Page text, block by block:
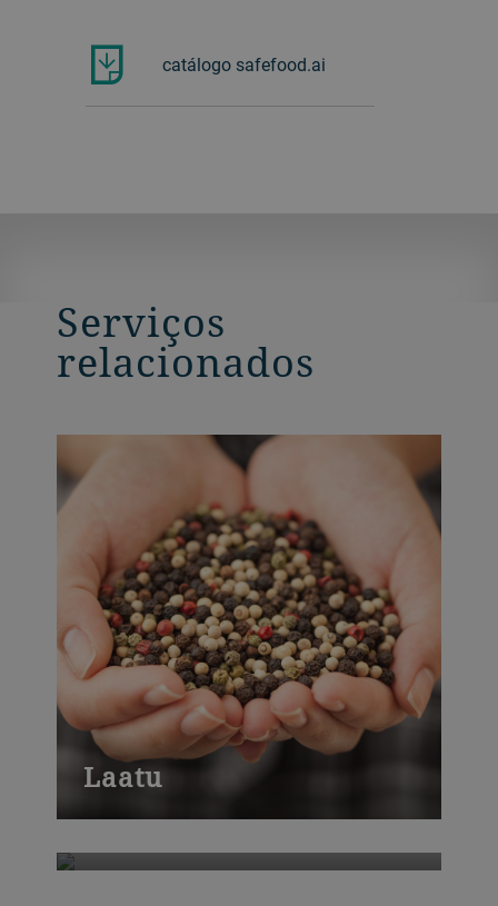
catálogo safefood.ai
Serviços
relacionados
Laatu
GrainiGo